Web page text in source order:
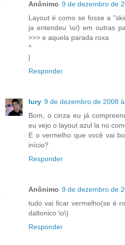
Anônimo 9 de dezembro de
Layout é como se fosse a
ja entendeu \o/) em outras
>>> e aquela parada roxa
^
|
Responder
Iury 9 de dezembro de 2008
Bom, o cinza eu já
eu vejo o layout azul la no
E o vermelho que você vai
início?
Responder
Anônimo 9 de dezembro de
tudo vai ficar vermelho(se é
daltonico \o\)
Responder